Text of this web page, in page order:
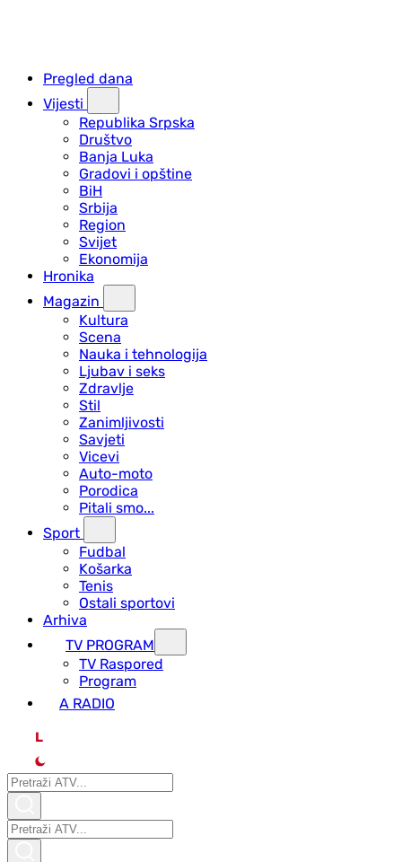
Pregled dana
Vijesti
Republika Srpska
Društvo
Banja Luka
Gradovi i opštine
BiH
Srbija
Region
Svijet
Ekonomija
Hronika
Magazin
Kultura
Scena
Nauka i tehnologija
Ljubav i seks
Zdravlje
Stil
Zanimljivosti
Savjeti
Vicevi
Auto-moto
Porodica
Pitali smo...
Sport
Fudbal
Košarka
Tenis
Ostali sportovi
Arhiva
TV PROGRAM
ТV Raspored
Program
A RADIO
L